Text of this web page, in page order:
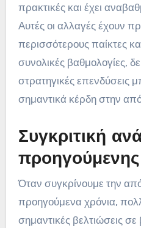
πρακτικές και έχει
Αυτές οι αλλαγές έχουν
περισσότερους παίκτες
συνολικές βαθμολογίες,
στρατηγικές επενδύσεις
σημαντικά κέρδη στην
Συγκριτική
Όταν συγκρίνουμε την
προηγούμενα χρόνια,
σημαντικές βελτιώσεις σε